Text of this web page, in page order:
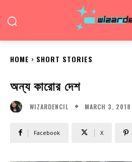
HOME SHORT STORIES
অন্য কারোর দেশ
WIZARDENCIL MARCH 3, 2018
Facebook X